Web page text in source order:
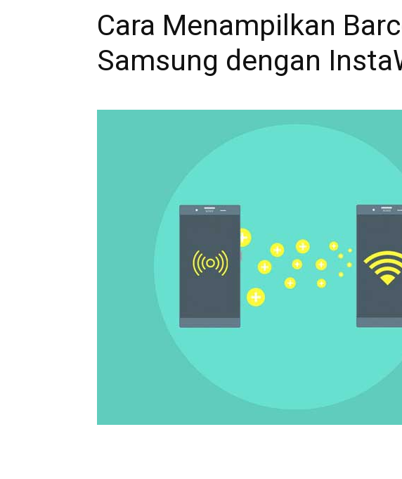
Cara Menampilkan
Samsung dengan